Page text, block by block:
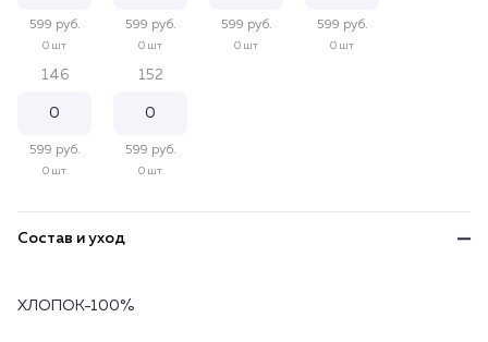
599 руб.
0 шт
599 руб.
0 шт
599 руб.
0 шт
599 руб.
0 шт
146
599 руб.
0 шт
152
599 руб.
0 шт
Состав и уход
ХЛОПОК-100%